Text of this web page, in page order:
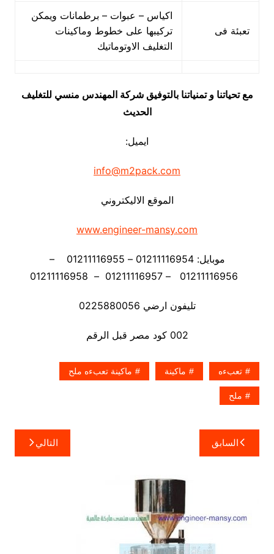
تعبئة فى
اكياس – عبوات – برطمانات ويمكن
تركيبها على خطوط وماكينات
التغليف الاوتوماتيك
مع تحياتنا و تمنياتنا بالتوفيق شركة المهندس منسي للتغليف
الحديث
ايميل:
info@m2pack.com
الموقع الاليكتروني
www.engineer-mansy.com
موبايل: 01211116954 – 01211116955 –
تليفون ارضي 0225880056
002 كود مصر قبل الرقم
تعبءه ماكينة ماكينة تعبءه ملح
ملح
تصفّح
المقالات
السابق التالي